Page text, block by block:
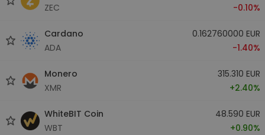
ZEC
-0.10%
Cardano
ADA
0.162760000 EUR
-1.40%
Monero
XMR
315.310 EUR
+2.40%
WhiteBIT Coin
WBT
48.590 EUR
+0.90%